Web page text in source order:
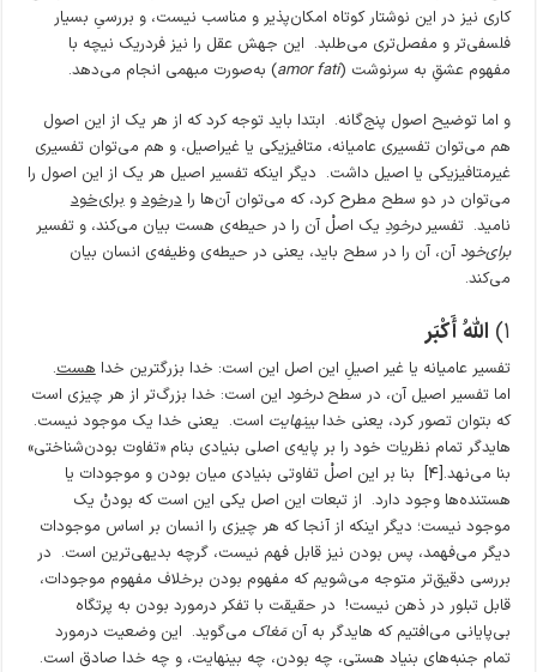
کاری نیز در این نوشتار کوتاه امکان‌پذیر و مناسب نیست، و بررسیِ بسیار
فلسفی‌تر و مفصل‌تری می‌طلبد. این جهش عقل را نیز فردریک نیچه با
مفهوم عشقِ به سرنوشت (amor fati) به‌صورت مبهمی انجام می‌دهد.
و اما توضیح اصول پنج‌گانه. ابتدا باید توجه کرد که از هر یک از این اصول
هم می‌توان تفسیری عامیانه، متافیزیکی یا غیراصیل، و هم می‌توان تفسیری
غیرمتافیزیکی یا اصیل داشت. دیگر اینکه تفسیر اصیل هر یک از این اصول را
می‌توان در دو سطح مطرح کرد، که می‌توان آن‌ها رادرخودوبرای‌خود
نامید. تفسیردرخودِ یک اصلْ آن را در حیطه‌ی هست بیان می‌کند، و تفسیر
برای‌خود آن، آن را در سطح باید، یعنی در حیطه‌ی وظیفه‌ی انسان بیان
می‌کند.
۱) اللَّهُ أَکْبَر
تفسیر عامیانه یا غیر اصیلِ این اصل این است: خدا بزرگترین خداهست.
اما تفسیر اصیل آن، در سطحدرخود این است: خدا بزرگ‌تر از هر چیزی است
که بتوان تصور کرد، یعنی خدابینهایت است. یعنی خدا یک موجود نیست‌.
هایدگر تمام نظریات خود را بر پایه‌ی اصلی بنیادی بنام «تفاوت بودن‌شناختی»
بنا می‌نهد.[۴] بنا بر این اصلْ تفاوتی بنیادی میان بودن و موجودات یا
هستنده‌ها وجود دارد. از تبعات این اصل یکی این است که بودنْ یک
موجود نیست؛ دیگر اینکه از آنجا که هر چیزی را انسان بر اساس موجودات
دیگر می‌فهمد، پس بودن نیز قابل فهم نیست، گرچه بدیهی‌ترین است. در
بررسی دقیق‌تر متوجه می‌شویم که مفهوم بودن برخلاف مفهوم موجودات،
قابل تبلور در ذهن نیست! در حقیقت با تفکر درمورد بودن به پرتگاه
بی‌پایانی می‌افتیم که هایدگر به آنمَغاک می‌گوید. این وضعیت درمورد
تمام جنبه‌های بنیاد هستی، چه بودن، چه بینهایت، و چه خدا صادق است.